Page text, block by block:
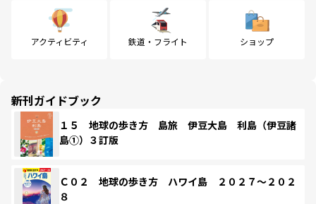
アクティビティ 鉄道・フライト ショップ
新刊ガイドブック
１５ 地球の歩き方 島旅 伊豆大島 利島（伊豆諸
島①）３訂版
Ｃ０２ 地球の歩き方 ハワイ島 ２０２７～２０２
８